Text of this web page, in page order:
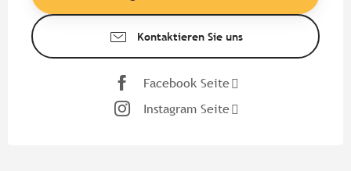
Kontaktieren Sie uns
Facebook Seite
Instagram Seite